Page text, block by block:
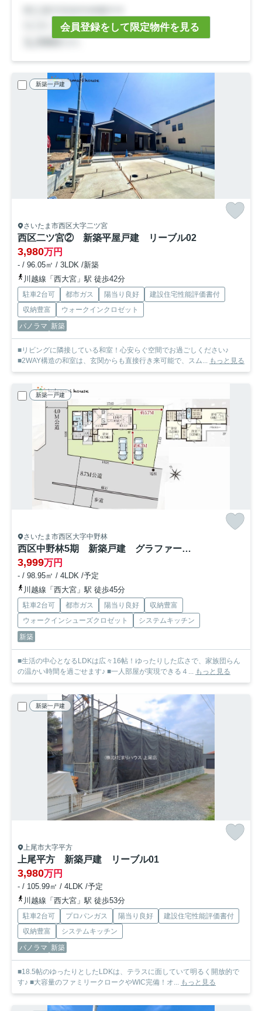
会員登録をして限定物件を見る
新築一戸建
さいたま市西区大字二ツ宮
西区二ツ宮② 新築平屋戸建 リーブル02
3,980万円
- / 96.05㎡ / 3LDK /新築
川越線「西大宮」駅 徒歩42分
駐車2台可 都市ガス 陽当り良好
建設住宅性能評価書付
収納豊富
ウォークインクロゼット
パノラマ 新築
■リビングに隣接している和室！心安らぐ空間でお過ごしください♪
■2WAY構造の和室は、玄関からも直接行き来可能で、スム...
もっと見る
新築一戸建
さいたま市西区大字中野林
西区中野林5期 新築戸建 グラファーレ01
3,999万円
- / 98.95㎡ / 4LDK /予定
川越線「西大宮」駅 徒歩45分
駐車2台可 都市ガス 陽当り良好
収納豊富
ウォークインシューズクロゼット
システムキッチン
新築
■生活の中心となるLDKは広々16帖！ゆったりした広さで、家族団らん
の温かい時間を過ごせます♪ ■一人部屋が実現できる４...
もっと見る
新築一戸建
上尾市大字平方
上尾平方 新築戸建 リーブル01
3,980万円
- / 105.99㎡ / 4LDK /予定
川越線「西大宮」駅 徒歩53分
駐車2台可 プロパンガス 陽当り良好
建設住宅性能評価書付
収納豊富
システムキッチン
パノラマ 新築
■18.5帖のゆったりとしたLDKは、テラスに面していて明るく開放的で
す♪ ■大容量のファミリークロークやWIC完備！オ...
もっと見る